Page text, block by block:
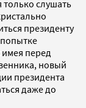
только слушать
президенту
перед
новый
президента
даже до